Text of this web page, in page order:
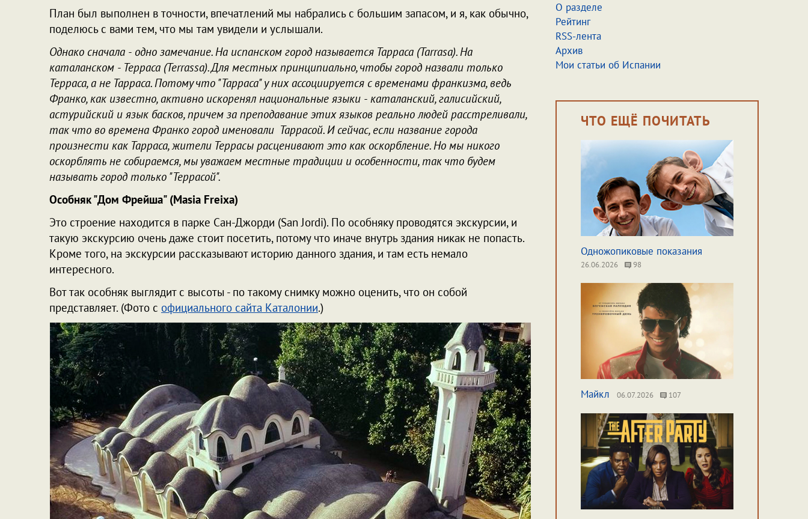
План был выполнен в точности, впечатлений мы набрались с большим запасом, и я, как обычно,
поделюсь с вами тем, что мы там увидели и услышали.
Однако сначала - одно замечание. На испанском город называется Тарраса (Tarrasa). На
каталанском - Терраса (Terrassa). Для местных принципиально, чтобы город назвали только
Терраса, а не Тарраса. Потому что "Тарраса" у них ассоциируется с временами франкизма, ведь
Франко, как известно, активно искоренял национальные языки - каталанский, галисийский,
астурийский и язык басков, причем за преподавание этих языков реально людей расстреливали,
так что во времена Франко город именовали Таррасой. И сейчас, если название города
произнести как Тарраса, жители Террасы расценивают это как оскорбление. Но мы никого
оскорблять не собираемся, мы уважаем местные традиции и особенности, так что будем
называть город только "Террасой".
Особняк "Дом Фрейша" (Masia Freixa)
Это строение находится в парке Сан-Джорди (San Jordi). По особняку проводятся экскурсии, и
такую экскурсию очень даже стоит посетить, потому что иначе внутрь здания никак не попасть.
Кроме того, на экскурсии рассказывают историю данного здания, и там есть немало
интересного.
Вот так особняк выглядит с высоты - по такому снимку можно оценить, что он собой
представляет. (Фото с официального сайта Каталонии.)
О разделе
Рейтинг
RSS-лента
Архив
Мои статьи об Испании
ЧТО ЕЩЁ ПОЧИТАТЬ
Одножопиковые показания
26.06.2026 98
Майкл 06.07.2026 107